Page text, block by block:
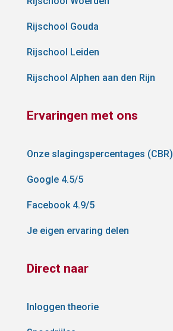
Rijschool Gouda
Rijschool Leiden
Rijschool Alphen aan den Rijn
Ervaringen met ons
Onze slagingspercentages (CBR)
Google 4.5/5
Facebook 4.9/5
Je eigen ervaring delen
Direct naar
Inloggen theorie